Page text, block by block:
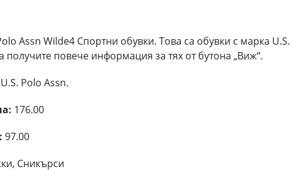
Assn Wilde4 Спортни обувки. Това са обувки с марка U.S.
получите повече информация за тях от бутона „Виж“.
U.S. Polo Assn.
176.00
97.00
Сникърси